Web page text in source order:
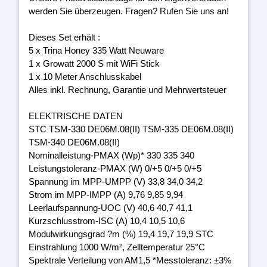
werden Sie überzeugen. Fragen? Rufen Sie uns an!
Dieses Set erhält :
5 x Trina Honey 335 Watt Neuware
1 x Growatt 2000 S mit WiFi Stick
1 x 10 Meter Anschlusskabel
Alles inkl. Rechnung, Garantie und Mehrwertsteuer
ELEKTRISCHE DATEN
STC TSM-330 DE06M.08(II) TSM-335 DE06M.08(II)
TSM-340 DE06M.08(II)
Nominalleistung-PMAX (Wp)* 330 335 340
Leistungstoleranz-PMAX (W) 0/+5 0/+5 0/+5
Spannung im MPP-UMPP (V) 33,8 34,0 34,2
Strom im MPP-IMPP (A) 9,76 9,85 9,94
Leerlaufspannung-UOC (V) 40,6 40,7 41,1
Kurzschlusstrom-ISC (A) 10,4 10,5 10,6
Modulwirkungsgrad ?m (%) 19,4 19,7 19,9 STC
Einstrahlung 1000 W/m², Zelltemperatur 25°C
Spektrale Verteilung von AM1,5 *Messtoleranz: ±3%